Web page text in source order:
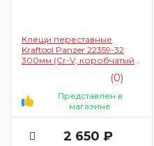
Клещи переставные
Kraftool Panzer 22359-32
300мм (Сr-V, коробчатый
(0)
Представлен в
магазине
2 650 ₽